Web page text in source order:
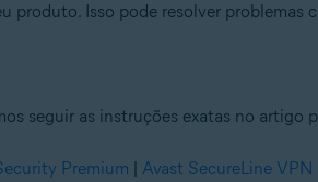
produto. Isso pode resolver
seguir as instruções exatas no artigo
Premium | Avast SecureLine VPN